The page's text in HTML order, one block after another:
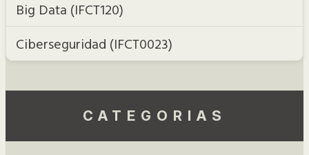
Big Data (IFCT120)
Ciberseguridad (IFCT0023)
CATEGORIAS